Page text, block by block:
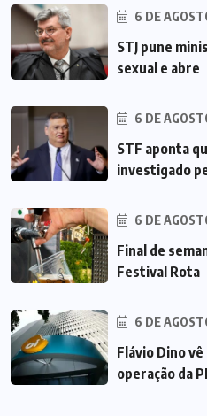
6 DE
STJ pune
sexual e abre
6 DE
STF aponta
investigado
6 DE
Final de
Festival Rota
6 DE
Flávio Dino
operação da